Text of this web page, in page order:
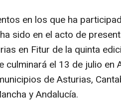
en los que ha
sido en el acto de
en Fitur de la quinta
culminará el 13 de julio en
de Asturias,
y Andalucía.